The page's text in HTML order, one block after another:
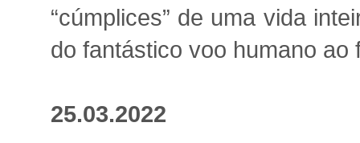
“cúmplices” de uma vida
do fantástico voo humano ao
25.03.2022